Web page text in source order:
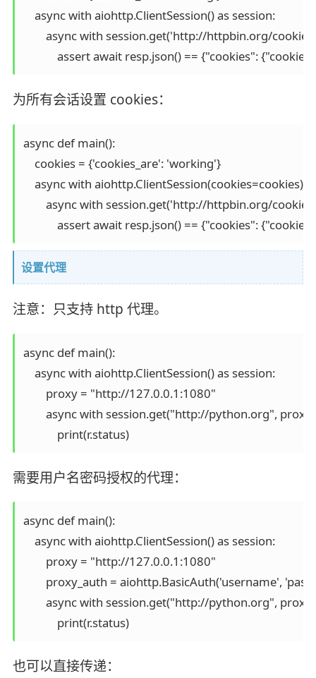
    async with aiohttp.ClientSession() as session:
async with session.get('http://httpbin.org/
assert await resp.json() == {"cookies":
为所有会话设置 cookies：
async def main():
    cookies = {'cookies_are': 'working'}
async with aiohttp.ClientSession(cookies=cookies)
async with session.get('http://httpbin.org/
assert await resp.json() == {"cookies":
设置代理
注意：只支持 http 代理。
async def main():
    async with aiohttp.ClientSession() as session:
        proxy = "http://127.0.0.1:1080"
async with session.get("http://python.org",
            print(r.status)
需要用户名密码授权的代理：
async def main():
    async with aiohttp.ClientSession() as session:
        proxy = "http://127.0.0.1:1080"
proxy_auth = aiohttp.BasicAuth('username',
async with session.get("http://python.org",
            print(r.status)
也可以直接传递：